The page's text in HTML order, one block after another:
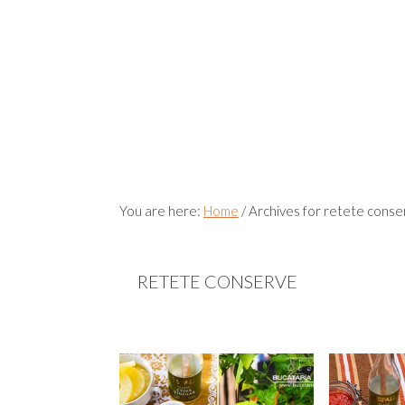
You are here: Home /Archives for retete
RETETE CONSERVE